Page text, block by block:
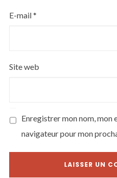
E-mail*
Site web
Enregistrer mon nom, mon
navigateur pour mon